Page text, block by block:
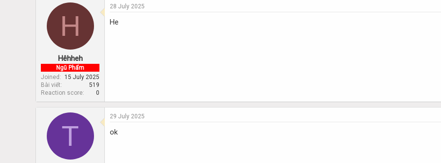
H
Hêhheh
Ngũ Phẩm
Joined
15 July 2025
Bài viết
519
Reaction score
0
28 July 2025
He
T
29 July 2025
ok